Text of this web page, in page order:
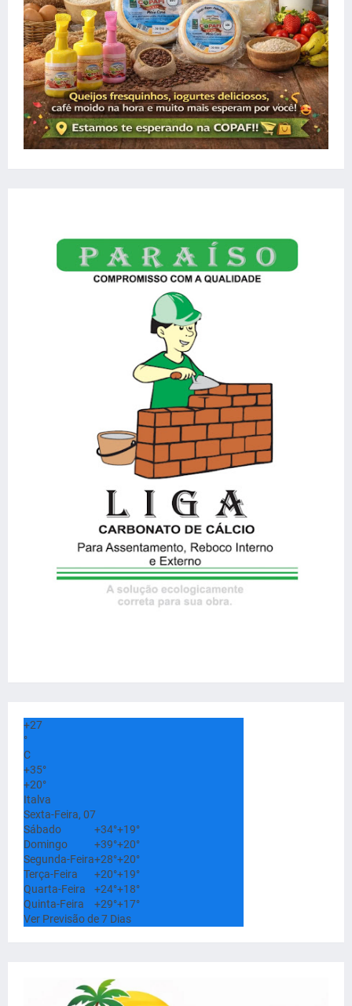
+27
°
C
+35°
+20°
Italva
Sexta-Feira, 07
Sábado
+34°+19°
Domingo
+39°+20°
Segunda-Feira+28°+20°
Terça-Feira
+20°+19°
Quarta-Feira
+24°+18°
Quinta-Feira
+29°+17°
Ver Previsão de 7 Dias